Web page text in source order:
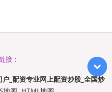
接：
_配资专业网上配资炒股_全国炒